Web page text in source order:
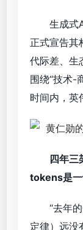
生成式
正式宣告其
代际差、生
围绕“技术-
时间内，英
四年三
tokens是
“去年
定律）远没